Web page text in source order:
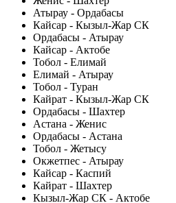
Атырау - Ордабасы
Кайсар - Кызыл-Жар СК
Ордабасы - Атырау
Кайсар - Актобе
Тобол - Елимай
Елимай - Атырау
Тобол - Туран
Кайрат - Кызыл-Жар СК
Ордабасы - Шахтер
Астана - Женис
Ордабасы - Астана
Тобол - Жетысу
Окжетпес - Атырау
Кайсар - Каспий
Кайрат - Шахтер
Кызыл-Жар СК - Актобе